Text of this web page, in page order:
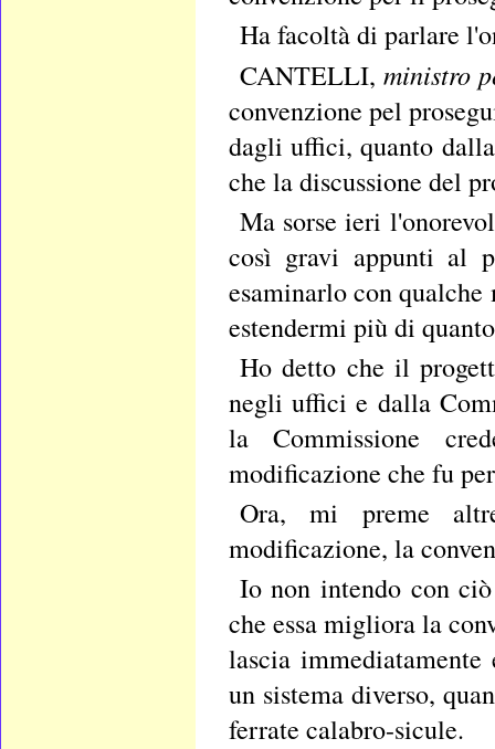
Ha facoltà di parlare
CANTELLI, ministro
convenzione pel
dagli uffici, quanto
che la discussione del
Ma sorse ieri
così gravi appunti al
esaminarlo con
estendermi più di
Ho detto che il
negli uffici e dalla
la Commissione
modificazione che fu
Ora, mi preme
modificazione, la
Io non intendo con
che essa migliora la
lascia
un sistema diverso,
ferrate calabro-sicule.